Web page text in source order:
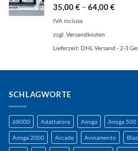
35,00€ –64,00€
IVA inclusa
zzgl. Versandkosten
Lieferzeit: DHL Versand - 2-3
SCHLAGWORTE
68000 Adattatore Amiga Amiga 500
Amiga 2000 Arcade Avviamento